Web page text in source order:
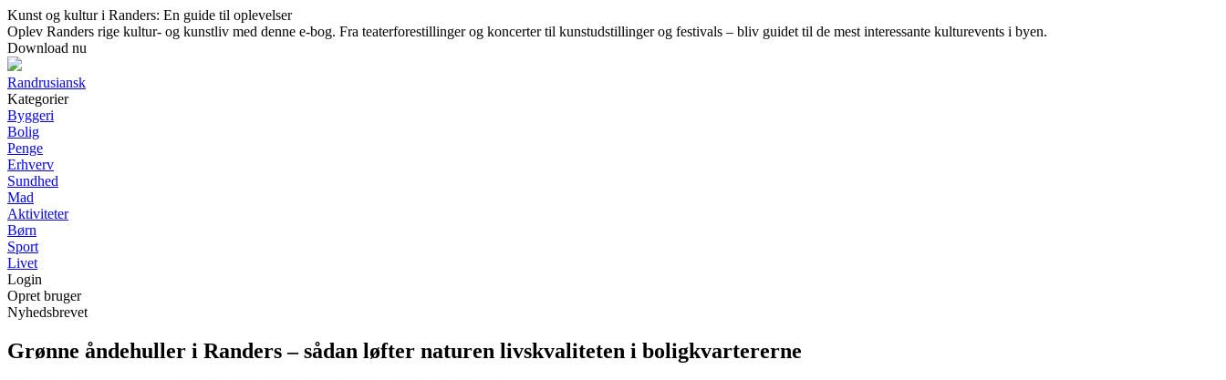
Kunst og kultur i Randers: En guide til oplevelser
Oplev Randers rige kultur- og kunstliv med denne e-bog. Fra teaterforestillinger og koncerter til kunstudstillinger og festivals – bliv guidet til de mest interessante kulturevents i byen.
Download nu
Randrusiansk
Kategorier
Byggeri
Bolig
Penge
Erhverv
Sundhed
Mad
Aktiviteter
Børn
Sport
Livet
Login
Opret bruger
Nyhedsbrevet
Grønne åndehuller i Randers – sådan løfter naturen livskvaliteten i boligkvartererne